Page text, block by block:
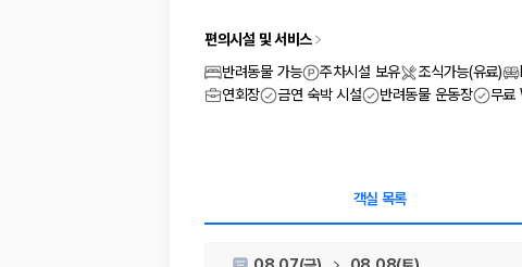
경차, 소형, 준중형, 중형, SUV, 승합차 등 여행 인원
일반자차, 완전자차, 슈퍼자차의 면책금과 보상 한도를 비
제주공항 인수 조건 비교:셔틀 이동, 인수 위치, 반납 편의성을 함께 확인
비교 후 원하는 차량을 바로 예약할 수 있습니다.
1. 단순 최저가가 아니라 실제 결제 조건을 비교하세요
편의시설 및 서비스
반려동물 가능
주차시설 보유 조식가능(유료)
연회장
금연 숙박 시설 반려동물 운동장 무료
객실 목록